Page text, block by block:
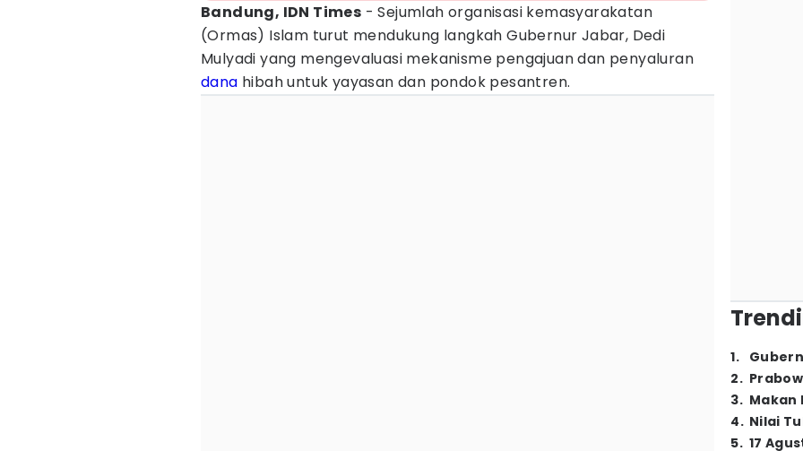
Bandung, IDN Times - Sejumlah organisasi kemasyarakatan
(Ormas) Islam turut mendukung langkah Gubernur Jabar, Dedi
Mulyadi yang mengevaluasi mekanisme pengajuan dan penyaluran
dana hibah untuk yayasan dan pondok pesantren.
1.
2.
3. Makan
4. Nilai
5. 17